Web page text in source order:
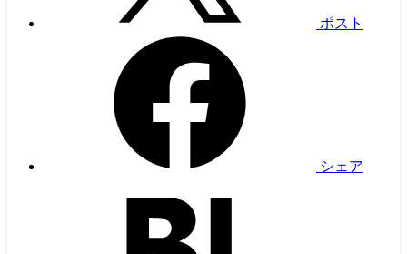
ポスト
シェア